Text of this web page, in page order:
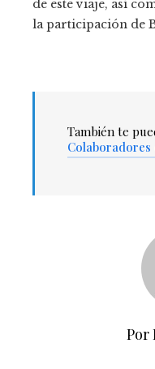
de este viaje, así
la participación de
También te
Colaboradores
Por